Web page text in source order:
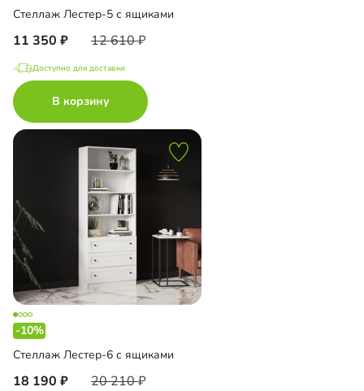
Стеллаж Лестер-5 с ящиками
11 350 12 610
Доступно для доставки
В корзину
-10%
Стеллаж Лестер-6 с ящиками
18 190 20 210